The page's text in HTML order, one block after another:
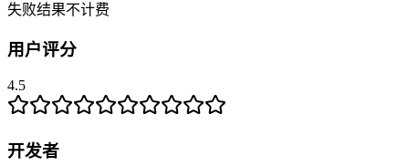
失败结果不计费
用户评分
4.5
开发者